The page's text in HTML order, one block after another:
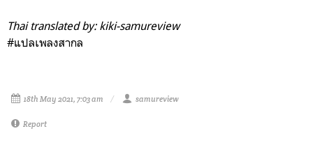
Thaitranslated by: kiki-samureview
#แปลเพลงสากล
18th May 2021, 7:03 am samureview
Report